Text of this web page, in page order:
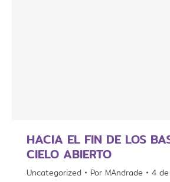
HACIA EL FIN DE LOS
CIELO ABIERTO
Uncategorized Por MAndrade 4